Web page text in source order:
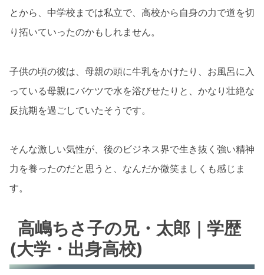
とから、中学校までは私立で、高校から自身の力で道を切
り拓いていったのかもしれません。
子供の頃の彼は、母親の頭に牛乳をかけたり、お風呂に入
っている母親にバケツで水を浴びせたりと、かなり壮絶な
反抗期を過ごしていたそうです。
そんな激しい気性が、後のビジネス界で生き抜く強い精神
力を養ったのだと思うと、なんだか微笑ましくも感じま
す。
高嶋ちさ子の兄・太郎｜学歴
(大学・出身高校)